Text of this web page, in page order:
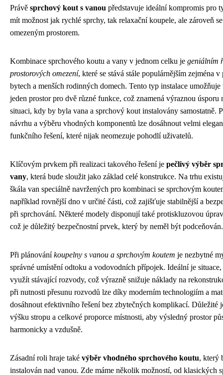
Právě sprchový kout s vanou představuje ideální kompromis pro
mít možnost jak rychlé sprchy, tak relaxační koupele, ale zároveň
omezeným prostorem.
Kombinace sprchového koutu a vany v jednom celku je geniálním
prostorových omezení, které se stává stále populárnějším zejména
bytech a menších rodinných domech. Tento typ instalace
jeden prostor pro dvě různé funkce, což znamená výraznou úsporu
situaci, kdy by byla vana a sprchový kout instalovány samostatně.
návrhu a výběru vhodných komponentů lze dosáhnout velmi
funkčního řešení, které nijak neomezuje pohodlí uživatelů.
Klíčovým prvkem při realizaci takového řešení je pečlivý výběr
vany, která bude sloužit jako základ celé konstrukce. Na trhu
škála van speciálně navržených pro kombinaci se sprchovým
například rovnější dno v určité části, což zajišťuje stabilnější a
při sprchování. Některé modely disponují také protiskluzovou
což je důležitý bezpečnostní prvek, který by neměl být podceňován.
Při plánováníkoupelny s vanou a sprchovým koutem je nezbytné
správné umístění odtoku a vodovodních přípojek. Ideální je
využít stávající rozvody, což výrazně snižuje náklady na
při nutnosti přesunu rozvodů lze díky moderním technologiím a
dosáhnout efektivního řešení bez zbytečných komplikací. Důležité
výšku stropu a celkové proporce místnosti, aby výsledný prostor
harmonicky a vzdušně.
Zásadní roli hraje také výběr vhodného sprchového koutu, který
instalován nad vanou. Zde máme několik možností, od klasických